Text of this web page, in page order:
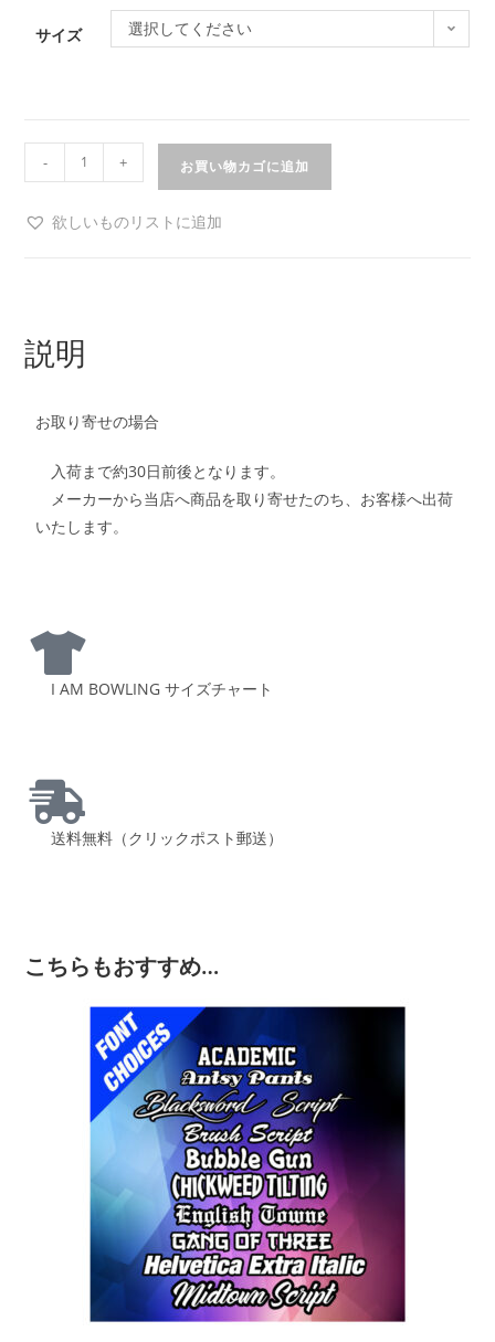
サイズ 選択してください
- + お買い物カゴに追加
欲しいものリストに追加
説明
お取り寄せの場合
入荷まで約30日前後となります。
メーカーから当店へ商品を取り寄せたのち、お客様へ出荷
いたします。
I AM BOWLING サイズチャート
送料無料（クリックポスト郵送）
こちらもおすすめ…